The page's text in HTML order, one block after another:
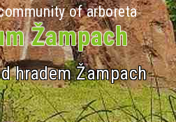
of arboreta
Žampach
hradem Žampach